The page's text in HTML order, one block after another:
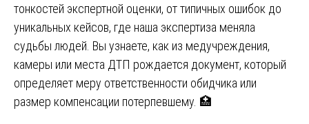
тонкостей экспертной оценки, от типичных ошибок до
уникальных кейсов, где наша экспертиза меняла
судьбы людей. Вы узнаете, как из медучреждения,
камеры или места ДТП рождается документ, который
определяет меру ответственности обидчика или
размер компенсации потерпевшему. 🏥